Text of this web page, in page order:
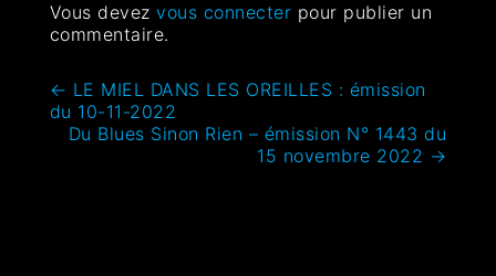
Vous devezvous connecter pour publier un
commentaire.
← LE MIEL DANS LES OREILLES : émission
du 10-11-2022
Du Blues Sinon Rien – émission N° 1443 du
15 novembre 2022 →